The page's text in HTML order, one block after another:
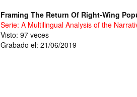
Framing The Return Of Right-Wing
Serie: A Multilingual Analysis of the
Visto: 97 veces
Grabado el: 21/06/2019